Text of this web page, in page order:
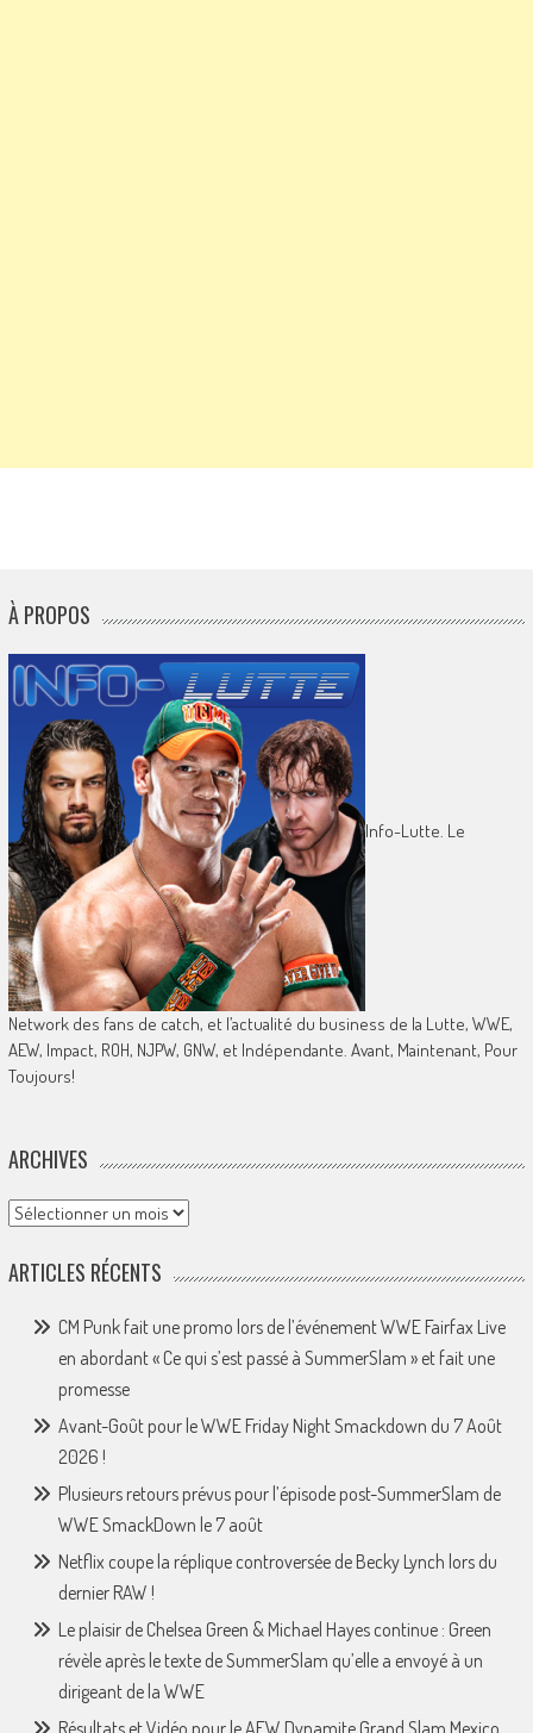
À PROPOS
Info-Lutte. Le
Network des fans de catch, et l’actualité du business de la Lutte, WWE,
AEW, Impact, ROH, NJPW, GNW, et Indépendante. Avant, Maintenant, Pour
Toujours!
ARCHIVES
Archives
ARTICLES RÉCENTS
CM Punk fait une promo lors de l’événement WWE Fairfax Live
en abordant « Ce qui s’est passé à SummerSlam » et fait une
promesse
Avant-Goût pour le WWE Friday Night Smackdown du 7 Août
2026 !
Plusieurs retours prévus pour l’épisode post-SummerSlam de
WWE SmackDown le 7 août
Netflix coupe la réplique controversée de Becky Lynch lors du
dernier RAW !
Le plaisir de Chelsea Green & Michael Hayes continue : Green
révèle après le texte de SummerSlam qu’elle a envoyé à un
dirigeant de la WWE
Résultats et Vidéo pour le AEW Dynamite Grand Slam Mexico